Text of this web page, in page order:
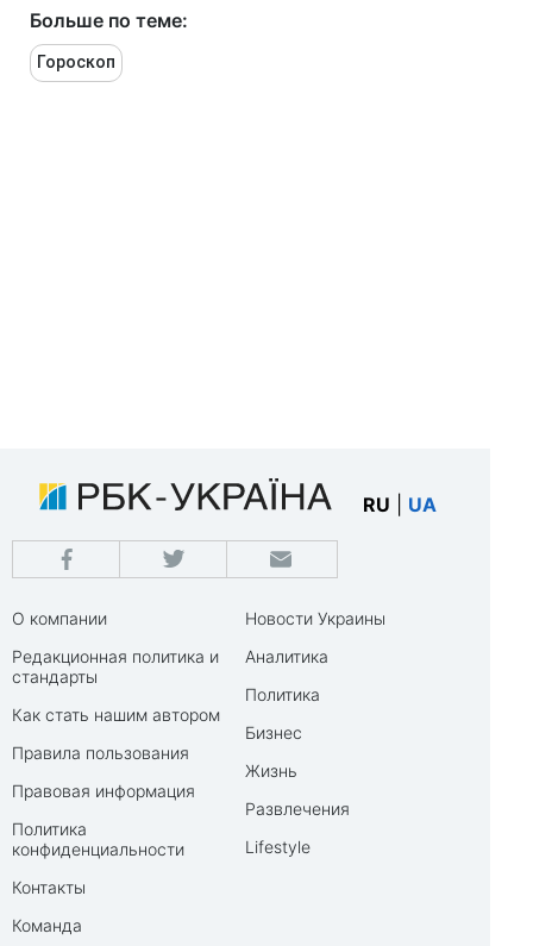
Больше по теме:
Гороскоп
RU UA
О компании
Редакционная политика и
стандарты
Как стать нашим автором
Правила пользования
Правовая информация
Политика
конфиденциальности
Контакты
Команда
Новости Украины
Аналитика
Политика
Бизнес
Жизнь
Развлечения
Lifestyle